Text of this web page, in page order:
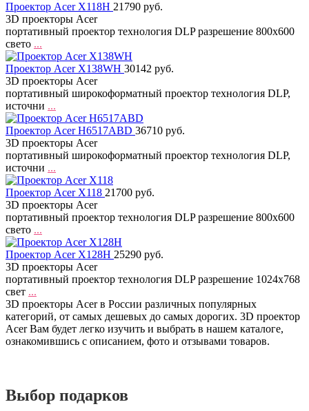
Проектор Acer X118H 21790 руб.
3D проекторы Acer
портативный проектор технология DLP разрешение 800x600
свето ...
Проектор Acer X138WH 30142 руб.
3D проекторы Acer
портативный широкоформатный проектор технология DLP,
источни ...
Проектор Acer H6517ABD 36710 руб.
3D проекторы Acer
портативный широкоформатный проектор технология DLP,
источни ...
Проектор Acer X118 21700 руб.
3D проекторы Acer
портативный проектор технология DLP разрешение 800x600
свето ...
Проектор Acer X128H 25290 руб.
3D проекторы Acer
портативный проектор технология DLP разрешение 1024x768
свет ...
3D проекторы Acer в России различных популярных
категорий, от самых дешевых до самых дорогих. 3D проектор
Acer Вам будет легко изучить и выбрать в нашем каталоге,
ознакомившись с описанием, фото и отзывами товаров.
Выбор подарков